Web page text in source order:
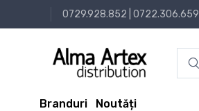
0729.928.852 0722.306.659
Branduri Noutăți